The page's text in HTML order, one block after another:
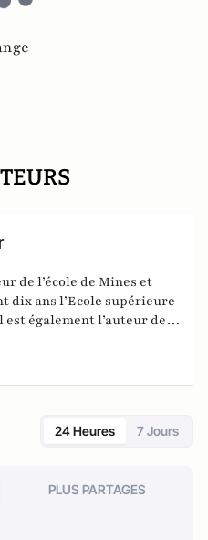
de l’école de Mines et
dix ans l’Ecole supérieure
est également l’auteur de
:
24 Heures 7 Jours
PLUS PARTAGES